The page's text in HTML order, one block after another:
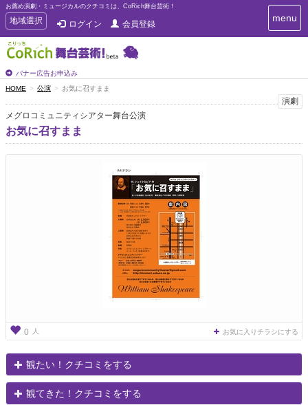
お薦め演劇・ミュージカルのクチコミは、CoRich舞台芸術！
T
o
g
g
e
n
a
v
i
g
地域選択 ログイン 会員登録
バナー広告お申込み
T
o
i
g
menu
HOME 公演 お気に召すまま
演劇
メグロコミュニティシアター舞台公演
お気に召すまま
0 人 お気に入りチラシにする
観たい！クチコミをする
観てきた！クチコミをする